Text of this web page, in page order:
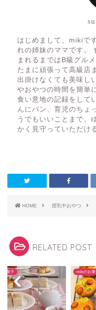
はじめまして、mikiで
れの姉妹のママです。
まれるまではB級グル
たまに頑張って高級店
出掛けなくても美味し
やおやつの時間を簡単
食い意地の記録をして
んにパン、育児のちょ
うでもいいことまで、
かく見守っていただけ
HOME 授乳中おやつ
RELATED POST
お菓子 mikiのお菓